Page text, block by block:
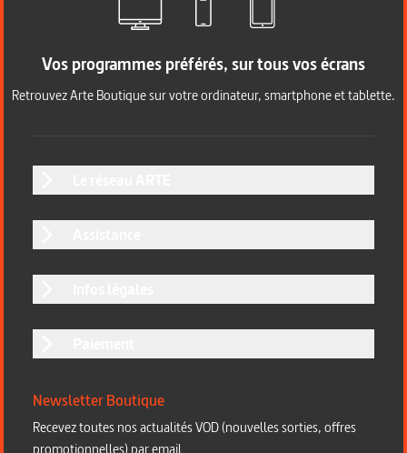
Vos programmes préférés, sur tous vos écrans
Retrouvez Arte Boutique sur votre ordinateur, smartphone et tablette.
Newsletter Boutique
Recevez toutes nos actualités VOD (nouvelles sorties, offres